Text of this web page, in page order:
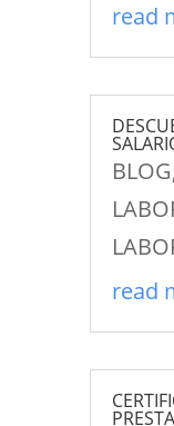
read
BLOG
read